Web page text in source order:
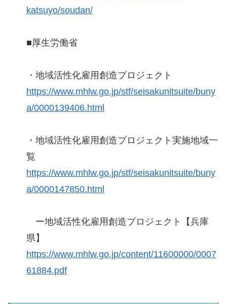
katsuyo/soudan/
■厚生労働省
・地域活性化雇用創造プロジェクト
https://www.mhlw.go.jp/stf/seisakunitsuite/buny
a/0000139406.html
・地域活性化雇用創造プロジェクト実施地域一
覧
https://www.mhlw.go.jp/stf/seisakunitsuite/buny
a/0000147850.html
ー地域活性化雇用創造プロジェクト【兵庫
県】
https://www.mhlw.go.jp/content/11600000/0007
61884.pdf